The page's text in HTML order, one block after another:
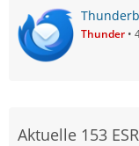
Thunder
Aktuelle 153